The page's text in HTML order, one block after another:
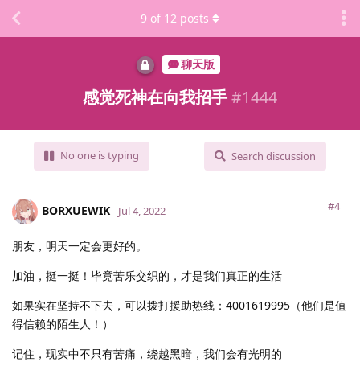
聊天版
感觉死神在向我招手#1444
No one is typing Search discussion
9 of 12 posts
BORXUEWIK #4
Jul 4, 2022
朋友，明天一定会更好的。
加油，挺一挺！毕竟苦乐交织的，才是我们真正的生活
如果实在坚持不下去，可以拨打援助热线：4001619995（他们是值
得信赖的陌生人！）
记住，现实中不只有苦痛，绕越黑暗，我们会有光明的